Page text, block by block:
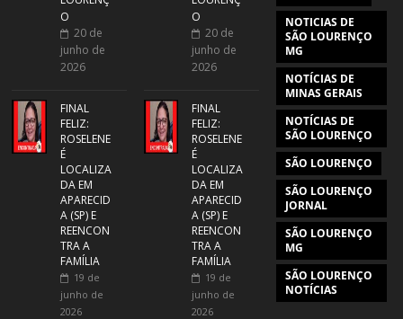
O
20 de
junho de
2026
FINAL
FELIZ:
ROSELENE
É
LOCALIZA
DA EM
APARECID
A (SP) E
REENCON
TRA A
FAMÍLIA
19 de
junho de
2026
O
20 de
junho de
2026
FINAL
FELIZ:
ROSELENE
É
LOCALIZA
DA EM
APARECID
A (SP) E
REENCON
TRA A
FAMÍLIA
19 de
junho de
2026
NOTICIAS DE
SÃO LOURENÇO
MG
NOTÍCIAS DE
MINAS GERAIS
NOTÍCIAS DE
SÃO LOURENÇO
SÃO LOURENÇO
SÃO LOURENÇO
JORNAL
SÃO LOURENÇO
MG
SÃO LOURENÇO
NOTÍCIAS